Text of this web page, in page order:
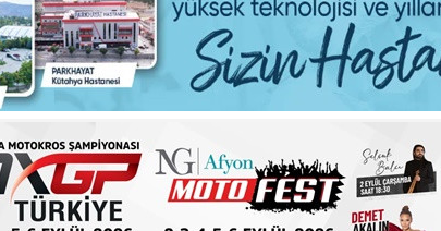
yeni dönem başladı
sorunlarına kalıcı çözümler
şehadet yıldönümü sebebiyle bir mesajı yayımladı
haftalık basın açıklamasını yayımladı
sezon öncesi sağlık kontrolleri tamamlandı